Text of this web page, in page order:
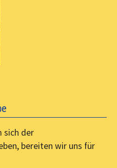
sich der
bereiten wir uns für